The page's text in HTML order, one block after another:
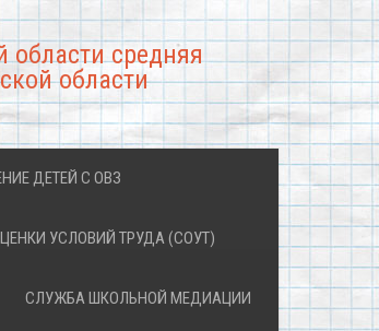
области средняя
области
ДЕТЕЙ С ОВЗ
УСЛОВИЙ ТРУДА (СОУТ)
СЛУЖБА ШКОЛЬНОЙ МЕДИАЦИИ